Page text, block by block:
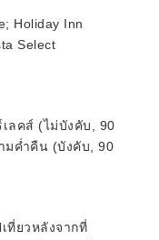
Holiday Inn
Select
ลคส์ (ไม่บังคับ, 90
มค่ำคืน (บังคับ, 90
ที่ยวหลังจากที่